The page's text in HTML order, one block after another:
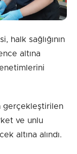
halk sağlığının
altına
gerçekleştirilen
ve unlu
altına alındı.